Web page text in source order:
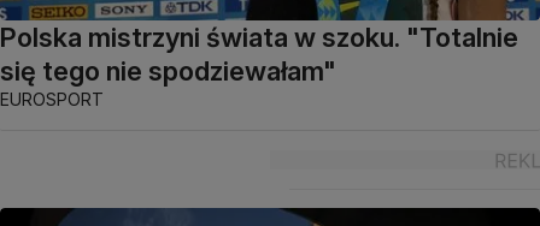
Polska mistrzyni świata w szoku. "Totalnie
się tego nie spodziewałam"
EUROSPORT